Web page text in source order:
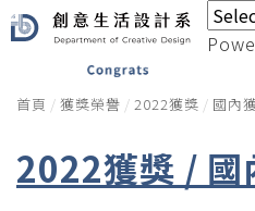
首頁 獲獎榮譽 2022獲獎 國內
2022獲獎 / 國